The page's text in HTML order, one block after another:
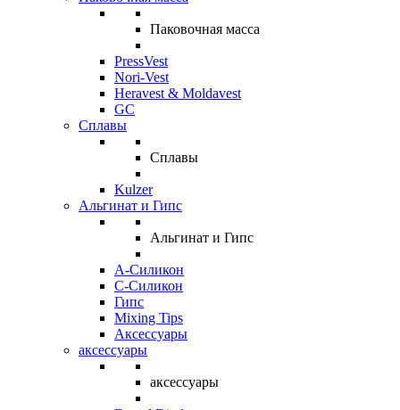
Паковочная масса
PressVest
Nori-Vest
Heravest & Moldavest
GC
Сплавы
Сплавы
Kulzer
Альгинат и Гипс
Альгинат и Гипс
A-Силикон
C-Силикон
Гипс
Mixing Tips
Аксессуары
аксессуары
аксессуары